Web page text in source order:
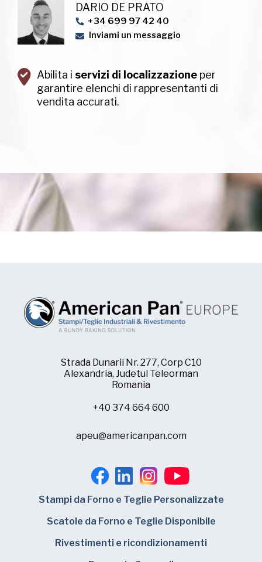
DARIO DE PRATO
+34 699 97 42 40
Inviami un messaggio
Abilita i servizi di localizzazione per
garantire elenchi di rappresentanti di
vendita accurati.
Strada Dunarii Nr. 277, Corp C10
Alexandria, Judetul Teleorman
Romania
+40 374 664 600
apeu@americanpan.com
Stampi da Forno e Teglie Personalizzate
Scatole da Forno e Teglie Disponibile
Rivestimenti e ricondizionamenti